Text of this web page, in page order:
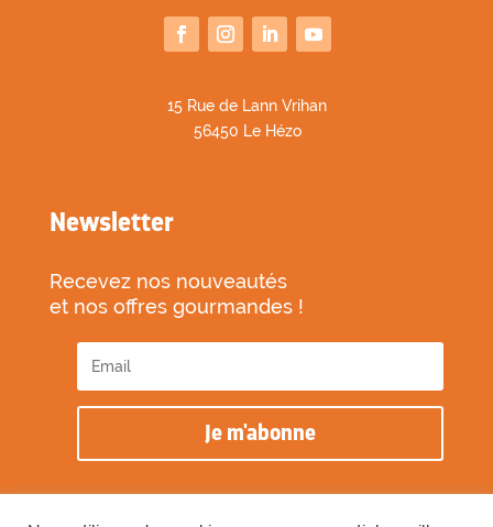
15 Rue de Lann Vrihan
56450 Le Hézo
Newsletter
Recevez nos nouveautés
et nos offres gourmandes !
Je m'abonne